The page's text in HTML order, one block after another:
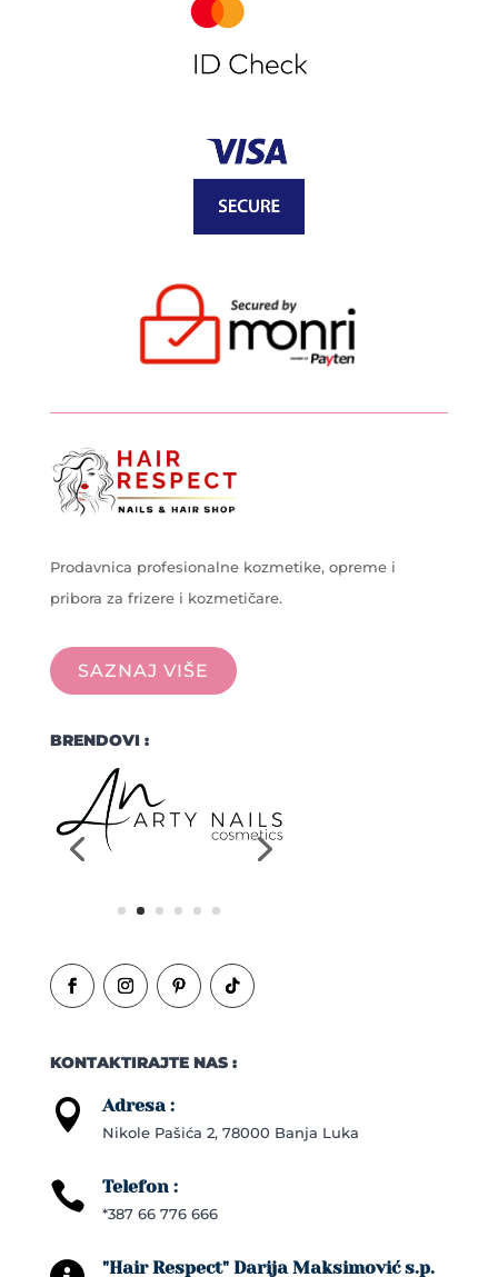
Prodavnica profesionalne kozmetike, opreme i
pribora za frizere i kozmetičare.
SAZNAJ VIŠE
BRENDOVI :
KONTAKTIRAJTE NAS :
 Adresa :
Nikole Pašića 2, 78000 Banja Luka
 Telefon :
*387 66 776 666
"Hair Respect" Darija Maksimović s.p.